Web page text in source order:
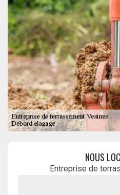
NOUS
Entreprise de